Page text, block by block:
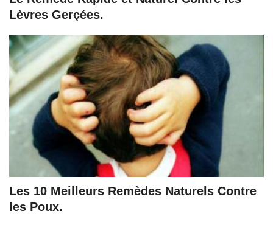
Lèvres Gerçées.
Les 10 Meilleurs Remèdes Naturels Contre
les Poux.